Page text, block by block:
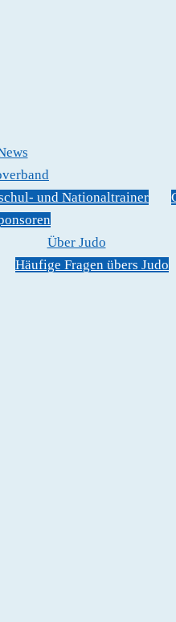
und Nationaltrainer
Über Judo
Häufige Fragen übers Judo